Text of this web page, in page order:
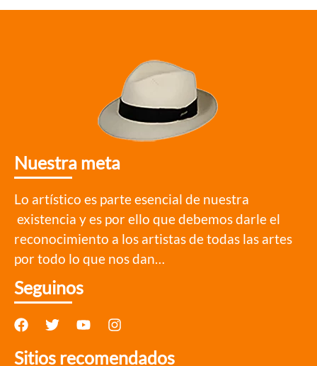
Nuestra meta
Lo artístico es parte esencial de nuestra
existencia y es por ello que debemos darle el
reconocimiento a los artistas de todas las artes
por todo lo que nos dan…
Seguinos
Sitios recomendados